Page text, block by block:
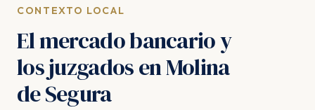
CONTEXTO LOCAL
El mercado bancario y
los juzgados en Molina
de Segura